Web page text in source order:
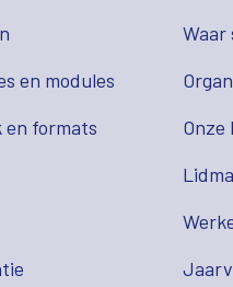
en modules
en formats
Waar
Onze